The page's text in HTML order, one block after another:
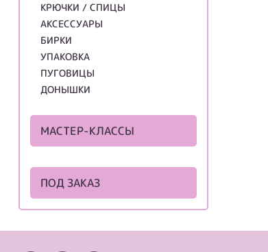
КРЮЧКИ / СПИЦЫ
АКСЕССУАРЫ
БИРКИ
УПАКОВКА
ПУГОВИЦЫ
ДОНЫШКИ
МАСТЕР-КЛАССЫ
ПОД ЗАКАЗ